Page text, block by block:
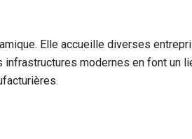
Elle accueille diverses
modernes en font un